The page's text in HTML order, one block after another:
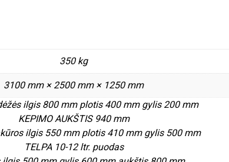
350 kg
3100 mm × 2500 mm × 1250 mm
ilgis 800 mm plotis 400 mm gylis 200 mm
KEPIMO AUKŠTIS 940 mm
ilgis 550 mm plotis 410 mm gylis 500 mm
TELPA 10-12 ltr. puodas